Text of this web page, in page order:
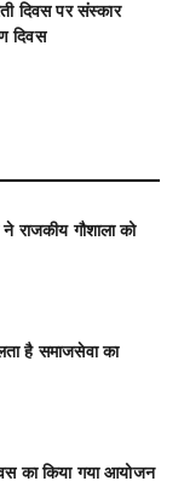
दिवस पर संस्कार
दिवस
गौशाला को
है समाजसेवा का
का किया गया आयोजन